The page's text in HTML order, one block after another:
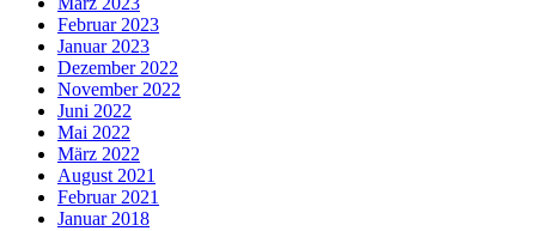
Februar 2023
Januar 2023
Dezember 2022
November 2022
Juni 2022
Mai 2022
März 2022
August 2021
Februar 2021
Januar 2018